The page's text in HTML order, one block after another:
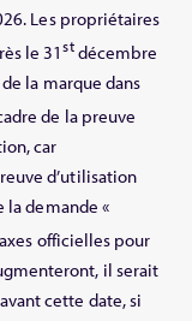
Les propriétaires
le 31stdécembre
la marque dans
de la preuve
car
d’utilisation
la demande «
officielles pour
il serait
cette date, si